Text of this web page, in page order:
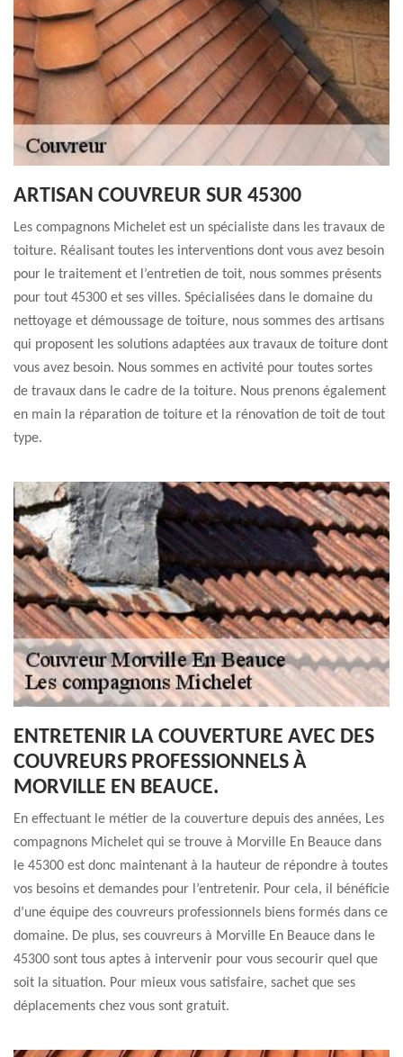
ARTISAN COUVREUR SUR 45300
Les compagnons Michelet est un spécialiste dans les travaux de
toiture. Réalisant toutes les interventions dont vous avez besoin
pour le traitement et l’entretien de toit, nous sommes présents
pour tout 45300 et ses villes. Spécialisées dans le domaine du
nettoyage et démoussage de toiture, nous sommes des artisans
qui proposent les solutions adaptées aux travaux de toiture dont
vous avez besoin. Nous sommes en activité pour toutes sortes
de travaux dans le cadre de la toiture. Nous prenons également
en main la réparation de toiture et la rénovation de toit de tout
type.
ENTRETENIR LA COUVERTURE AVEC DES
COUVREURS PROFESSIONNELS À
MORVILLE EN BEAUCE.
En effectuant le métier de la couverture depuis des années, Les
compagnons Michelet qui se trouve à Morville En Beauce dans
le 45300 est donc maintenant à la hauteur de répondre à toutes
vos besoins et demandes pour l’entretenir. Pour cela, il bénéficie
d’une équipe des couvreurs professionnels biens formés dans ce
domaine. De plus, ses couvreurs à Morville En Beauce dans le
45300 sont tous aptes à intervenir pour vous secourir quel que
soit la situation. Pour mieux vous satisfaire, sachet que ses
déplacements chez vous sont gratuit.